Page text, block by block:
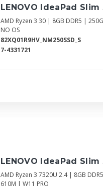
LENOVO IdeaPad
AMD Ryzen 3 30 | 8GB DDR5 |
NO OS
82XQ01R9HV_NM250SSD_S
7-4331721
LENOVO IdeaPad
AMD Ryzen 3 7320U 2.4 | 8GB
610M | W11 PRO